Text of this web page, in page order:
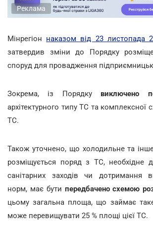
Реклама
Мінрегіон наказом від 23 листопада
затвердив зміни до Порядку
споруд для провадження
Зокрема, із Порядку виключено
архітектурного типу ТС та комплексної
ТС.
Також уточнено, що холодильне та
розміщується поряд з ТС, необхідне
санітарних заходів чи дотримання
норм, має бути передбачено схемою
цьому загальна площа, що займає
може перевищувати 25 % площі цієї ТС.